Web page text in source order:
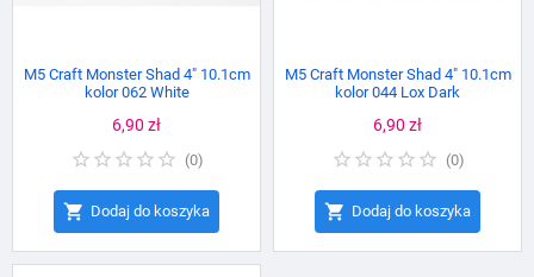
M5 Craft Monster Shad 4" 10.1cm
kolor 062 White
Cena
6,90 zł
(0)
 Dodaj do koszyka
M5 Craft Monster Shad 4" 10.1cm
kolor 044 Lox Dark
Cena
6,90 zł
(0)
 Dodaj do koszyka